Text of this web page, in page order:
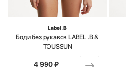
Label .B
Боди без рукавов LABEL .B &
TOUSSUN
от
4 990 ₽